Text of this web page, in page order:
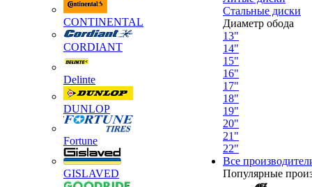
CONTINENTAL
CORDIANT
Delinte
DUNLOP
Fortune
GISLAVED
Стальные диски
Диаметр обода
13"
14"
15"
16"
17"
18"
19"
20"
21"
22"
Все
Популярные